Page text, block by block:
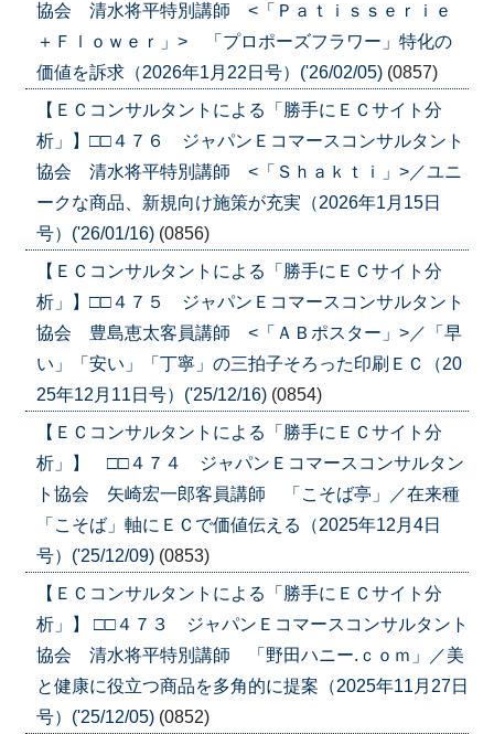
協会 清水将平特別講師 <「Ｐａｔｉｓｓｅｒｉｅ
＋Ｆｌｏｗｅｒ」> 「プロポーズフラワー」特化の
価値を訴求（2026年1月22日号）('26/02/05) (0857)
【ＥＣコンサルタントによる「勝手にＥＣサイト分
析」】□□４７６ ジャパンＥコマースコンサルタント
協会 清水将平特別講師 <「Ｓｈａｋｔｉ」>／ユニ
ークな商品、新規向け施策が充実（2026年1月15日
号）('26/01/16) (0856)
【ＥＣコンサルタントによる「勝手にＥＣサイト分
析」】□□４７５ ジャパンＥコマースコンサルタント
協会 豊島恵太客員講師 <「ＡＢポスター」>／「早
い」「安い」「丁寧」の三拍子そろった印刷ＥＣ（20
25年12月11日号）('25/12/16) (0854)
【ＥＣコンサルタントによる「勝手にＥＣサイト分
析」】 □□４７４ ジャパンＥコマースコンサルタン
ト協会 矢崎宏一郎客員講師 「こそば亭」／在来種
「こそば」軸にＥＣで価値伝える（2025年12月4日
号）('25/12/09) (0853)
【ＥＣコンサルタントによる「勝手にＥＣサイト分
析」】 □□４７３ ジャパンＥコマースコンサルタント
協会 清水将平特別講師 「野田ハニー.ｃｏｍ」／美
と健康に役立つ商品を多角的に提案（2025年11月27日
号）('25/12/05) (0852)